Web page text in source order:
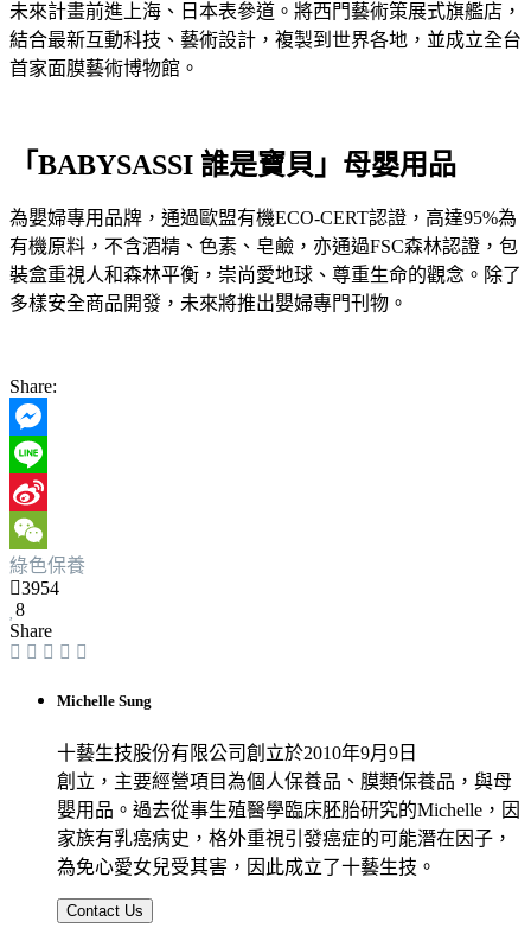
未來計畫前進上海、日本表參道。將西門藝術策展式旗艦店，
結合最新互動科技、藝術設計，複製到世界各地，並成立全台
首家面膜藝術博物館。
「BABYSASSI 誰是寶貝」母嬰用品
為嬰婦專用品牌，通過歐盟有機ECO-CERT認證，高達95%為
有機原料，不含酒精、色素、皂鹼，亦通過FSC森林認證，包
裝盒重視人和森林平衡，崇尚愛地球、尊重生命的觀念。除了
多樣安全商品開發，未來將推出嬰婦專門刊物。
Share:
Messenger
Line
Sina
Weibo
WeChat
綠色保養
3954
8
Share
Michelle Sung
十藝生技股份有限公司創立於2010年9月9日
創立，主要經營項目為個人保養品、膜類保養品，與母
嬰用品。過去從事生殖醫學臨床胚胎研究的Michelle，因
家族有乳癌病史，格外重視引發癌症的可能潛在因子，
為免心愛女兒受其害，因此成立了十藝生技。
Contact Us